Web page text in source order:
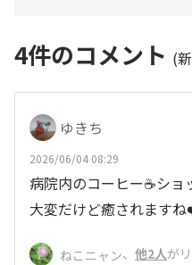
4件のコメント (
ゆきち
2026/06/04 08:29
病院内のコーヒー☕️シ
大変だけど癒されます
ねこニャン、 他2人が